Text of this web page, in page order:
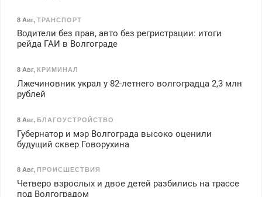
8 Авг, ТРАНСПОРТ
Водители без прав, авто без регристрации: итоги
рейда ГАИ в Волгограде
8 Авг, КРИМИНАЛ
Лжечиновник украл у 82-летнего волгоградца 2,3 млн
рублей
8 Авг, БЛАГОУСТРОЙСТВО
Губернатор и мэр Волгограда высоко оценили
будущий сквер Говорухина
8 Авг, ПРОИСШЕСТВИЯ
Четверо взрослых и двое детей разбились на трассе
под Волгоградом